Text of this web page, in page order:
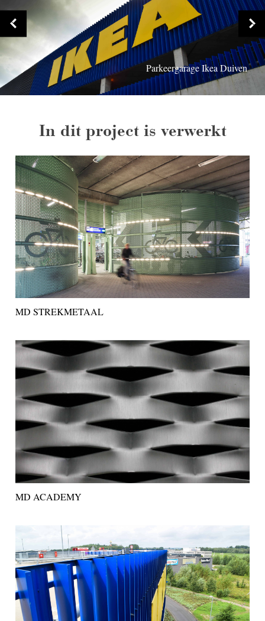
Parkeergarage Ikea Duiven
Parkeergarage Ikea Duiven
Parkeergarage Ikea Duiven
Parkeergarage Ikea Duiven
In dit project is verwerkt
MD STREKMETAAL
MD ACADEMY